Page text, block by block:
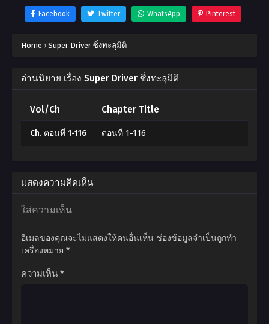
ซูฉิวไป่ : ระบบผมขอไม่รับผู้โดยสารคนนี้ได้ไหม?
Facebook Twitter WhatsApp Pinterest
Home › Super Driver ซิ่งทะลุมิติ
อ่านนิยาย เรื่อง Super Driver ซิ่งทะลุมิติ
Vol/Ch Chapter Title
Ch. ตอนที่ 1-116 ตอนที่ 1-116
แสดงความคิดเห็น
ใส่ความเห็น
อีเมลของคุณจะไม่แสดงให้คนอื่นเห็น ช่องข้อมูลจำเป็นถูกทำ
เครื่องหมาย *
ความเห็น *